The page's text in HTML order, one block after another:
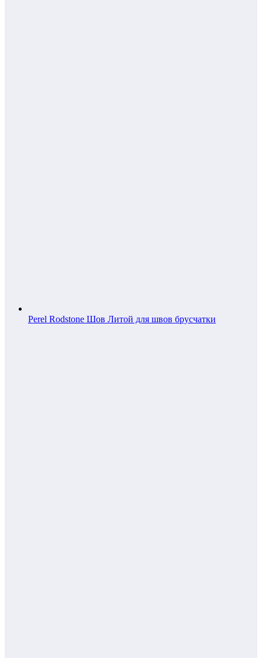
Perel Rodstone Шов Литой для швов брусчатки